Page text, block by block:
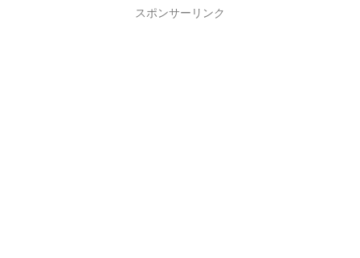
スポンサーリンク